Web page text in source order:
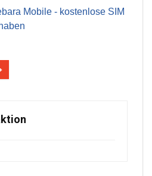
Mobile - kostenlose SIM